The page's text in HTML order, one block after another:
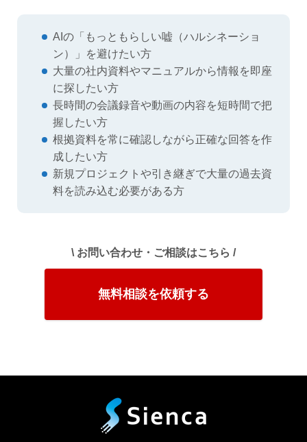
AIの「もっともらしい嘘（ハルシネーショ
ン）」を避けたい方
大量の社内資料やマニュアルから情報を即座
に探したい方
長時間の会議録音や動画の内容を短時間で把
握したい方
根拠資料を常に確認しながら正確な回答を作
成したい方
新規プロジェクトや引き継ぎで大量の過去資
料を読み込む必要がある方
\ お問い合わせ・ご相談はこちら /
無料相談を依頼する